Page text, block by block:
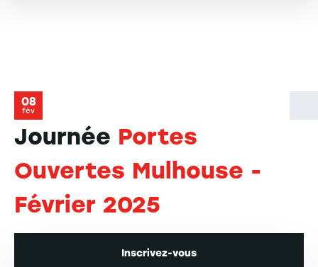
08
fév
Journée Portes
Ouvertes Mulhouse -
Février 2025
Inscrivez-vous